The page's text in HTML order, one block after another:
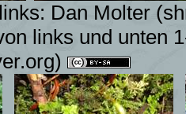
Dan Molter
links und unten